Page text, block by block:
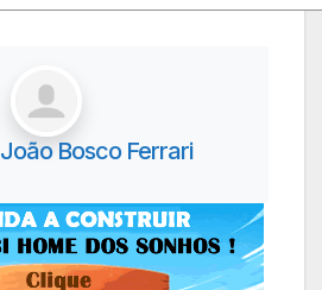
João Bosco Ferrari